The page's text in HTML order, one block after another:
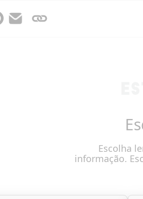
Escolha
informação.